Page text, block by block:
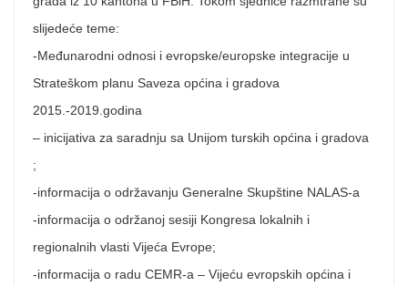
slijedeće teme:
-Međunarodni odnosi i evropske/europske integracije u
Strateškom planu Saveza općina i gradova
2015.-2019.godina
– inicijativa za saradnju sa Unijom turskih općina i gradova
;
-informacija o održavanju Generalne Skupštine NALAS-a
-informacija o održanoj sesiji Kongresa lokalnih i
regionalnih vlasti Vijeća Evrope;
-informacija o radu CEMR-a – Vijeću evropskih općina i